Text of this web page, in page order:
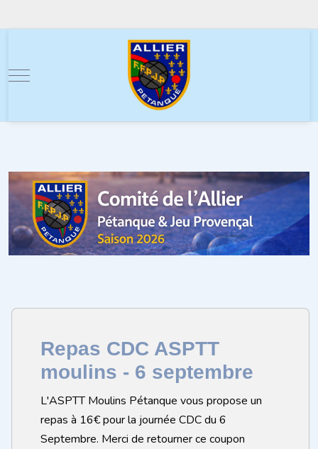
Mobile Menu Toggle
Repas CDC ASPTT
moulins - 6 septembre
L'ASPTT Moulins Pétanque vous propose un
repas à 16€ pour la journée CDC du 6
Septembre. Merci de retourner ce coupon